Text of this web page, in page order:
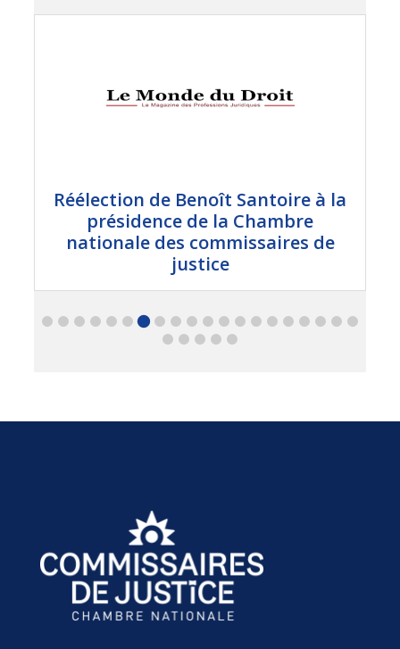
Réélection de Benoît Santoire à la
présidence de la Chambre
nationale des commissaires de
justice